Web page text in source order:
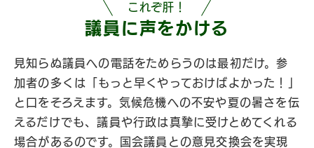
これぞ肝！
議員に声をかける​
見知らぬ議員への電話をためらうのは最初だけ。参
加者の多くは「もっと早くやっておけばよかった！」
と口をそろえます。気候危機への不安や夏の暑さを伝
えるだけでも、議員や行政は真摯に受けとめてくれる
場合があるのです。国会議員との意見交換会を実現